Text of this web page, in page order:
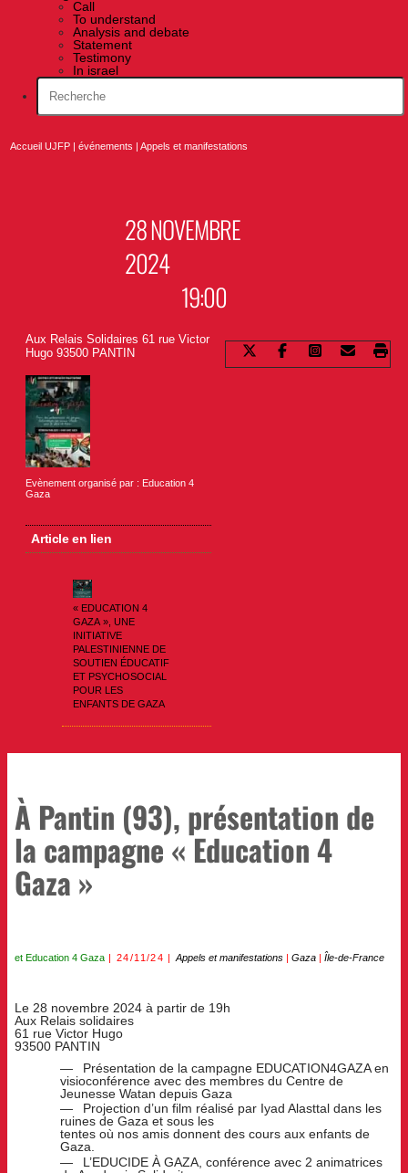
Call
To understand
Analysis and debate
Statement
Testimony
In israel
Accueil UJFP |événements |Appels et manifestations
28 NOVEMBRE
2024
19:00
Aux Relais Solidaires 61 rue Victor
Hugo 93500 PANTIN
Evènement organisé par : Education 4
Gaza
Article en lien
« EDUCATION 4
GAZA », UNE
INITIATIVE
PALESTINIENNE DE
SOUTIEN ÉDUCATIF
ET PSYCHOSOCIAL
POUR LES
ENFANTS DE GAZA
À Pantin (93), présentation de
la campagne « Education 4
Gaza »
et Education 4 Gaza 24/11/24 Appels et manifestations |Gaza |Île-de-France
Le 28 novembre 2024 à partir de 19h
Aux Relais solidaires
61 rue Victor Hugo
93500 PANTIN
Présentation de la campagne EDUCATION4GAZA en
visioconférence avec des membres du Centre de
Jeunesse Watan depuis Gaza
Projection d’un film réalisé par Iyad Alasttal dans les
ruines de Gaza et sous les
tentes où nos amis donnent des cours aux enfants de
Gaza.
L’EDUCIDE À GAZA, conférence avec 2 animatrices